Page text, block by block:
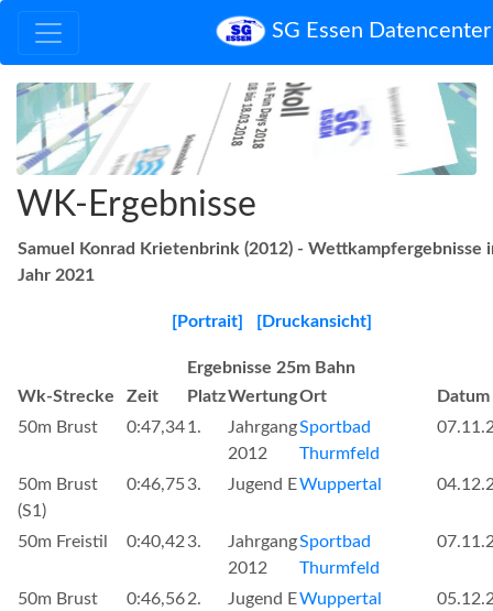
SG Essen Datencenter
WK-Ergebnisse
Samuel Konrad Krietenbrink (2012) - Wettkampfergebnisse
Jahr 2021
[Portrait] [Druckansicht]
Ergebnisse 25m Bahn
Wk-Strecke
Zeit PlatzWertungOrt
Datum
50m Brust
0:47,341.
Jahrgang
2012
Sportbad
Thurmfeld
50m Brust
(S1)
0:46,753. Jugend EWuppertal
50m Freistil 0:40,42 3.
Jahrgang
2012
Sportbad
Thurmfeld
50m Brust
0:46,562. Jugend EWuppertal